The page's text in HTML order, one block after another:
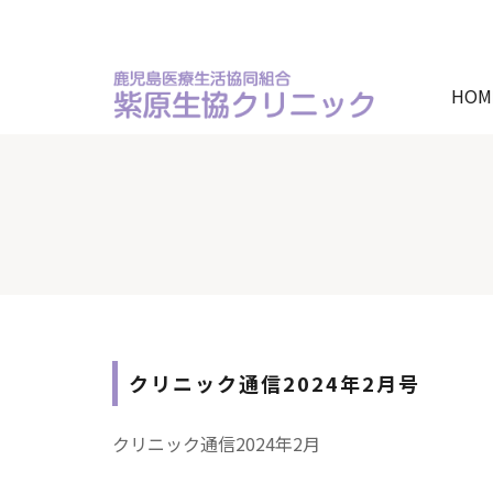
クリニック通信2024年2月号
クリニック通信2024年2月